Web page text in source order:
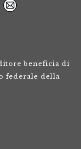
beneficia di
federale della